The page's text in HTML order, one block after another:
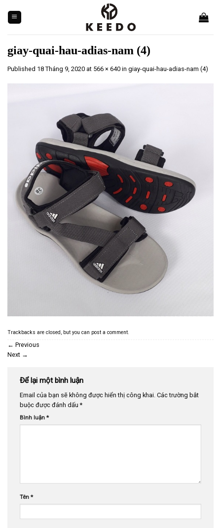
content
giay-quai-hau-adias-nam (4)
Published 18 Tháng 9, 2020 at 566 × 640 in giay-quai-hau-adias-nam (4)
Trackbacks are closed, but you can post a comment.
← Previous
Next →
Để lại một bình luận
Email của bạn sẽ không được hiển thị công khai. Các trường bắt
buộc được đánh dấu*
Bình luận *
Tên *